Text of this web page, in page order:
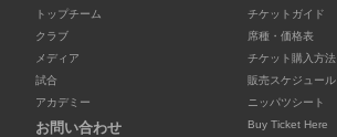
トップチーム
クラブ
メディア
試合
アカデミー
お問い合わせ
チケットガイド
席種・価格表
チケット購入方法
販売スケジュール
ニッパツシート
Buy Ticket Here